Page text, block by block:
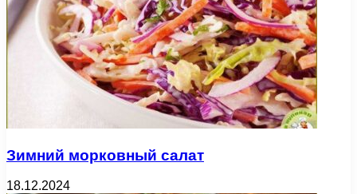
Зимний морковный салат
18.12.2024